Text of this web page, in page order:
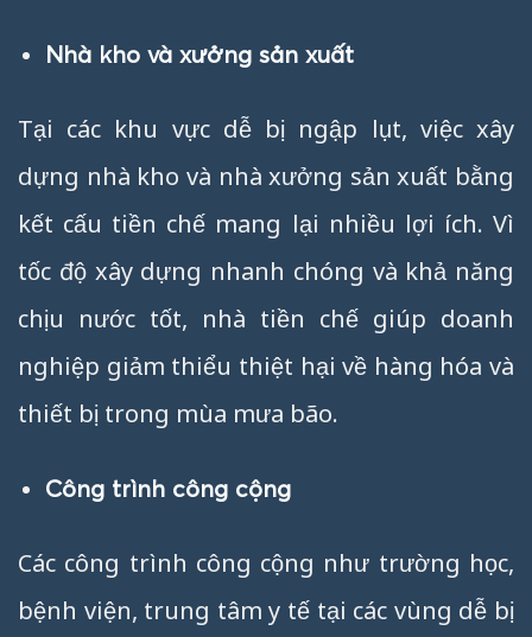
Nhà kho và xưởng sản xuất
Tại các khu vực dễ bị ngập lụt, việc xây
dựng nhà kho và nhà xưởng sản xuất bằng
kết cấu tiền chế mang lại nhiều lợi ích. Vì
tốc độ xây dựng nhanh chóng và khả năng
chịu nước tốt, nhà tiền chế giúp doanh
nghiệp giảm thiểu thiệt hại về hàng hóa và
thiết bị trong mùa mưa bão.
Công trình công cộng
Các công trình công cộng như trường học,
bệnh viện, trung tâm y tế tại các vùng dễ bị